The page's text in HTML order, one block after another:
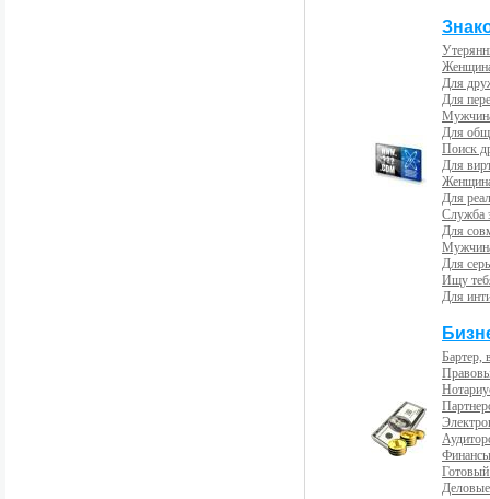
Для
Для
Для
Поиск
Для
Для
Служба
Для
Для
Ищу
Для
Бартер,
Готовый